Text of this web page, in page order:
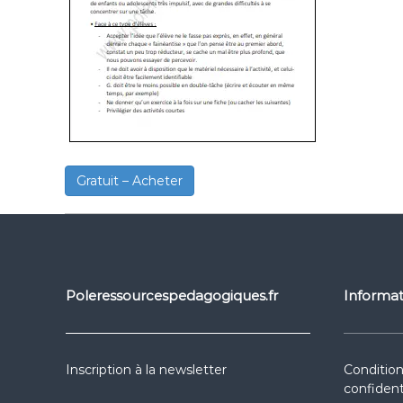
Gratuit – Acheter
Poleressourcespedagogiques.fr
Inscription à la newsletter